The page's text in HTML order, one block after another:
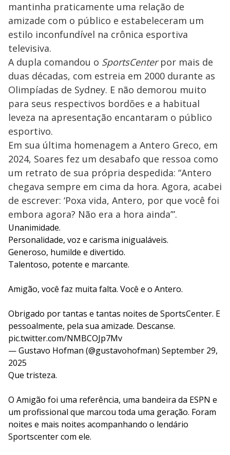
mantinha praticamente uma relação de
amizade com o público e estabeleceram um
estilo inconfundível na crônica esportiva
televisiva.
A dupla comandou o SportsCenterpor mais de
duas décadas, com estreia em 2000 durante as
Olimpíadas de Sydney. E não demorou muito
para seus respectivos bordões e a habitual
leveza na apresentação encantaram o público
esportivo.
Em sua última homenagem a Antero Greco, em
2024, Soares fez um desabafo que ressoa como
um retrato de sua própria despedida: “Antero
chegava sempre em cima da hora. Agora, acabei
de escrever: ‘Poxa vida, Antero, por que você foi
embora agora? Não era a hora ainda’”.
Unanimidade.
Personalidade, voz e carisma inigualáveis.
Generoso, humilde e divertido.
Talentoso, potente e marcante.
Amigão, você faz muita falta. Você e o Antero.
Obrigado por tantas e tantas noites de SportsCenter. E
pessoalmente, pela sua amizade. Descanse.
pic.twitter.com/NMBCOJp7Mv
— Gustavo Hofman (@gustavohofman) September 29,
2025
Que tristeza.
O Amigão foi uma referência, uma bandeira da ESPN e
um profissional que marcou toda uma geração. Foram
noites e mais noites acompanhando o lendário
Sportscenter com ele.